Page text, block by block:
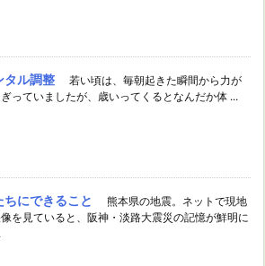
タル調整
若い頃は、毎朝起きた瞬間から力が
っていましたが、歳いってくるとなんだか体 ...
ちにできること
熊本県の地震。ネットで現地
を見ていると、阪神・淡路大震災の記憶が鮮明に